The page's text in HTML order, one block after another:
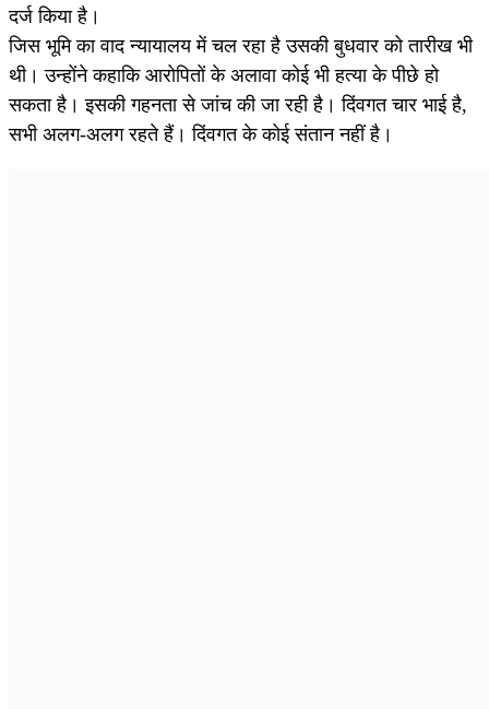
दर्ज किया है।
जिस भूमि का वाद न्यायालय में चल रहा है उसकी बुधवार को तारीख भी
थी। उन्होंने कहाकि आरोपितों के अलावा कोई भी हत्या के पीछे हो
सकता है। इसकी गहनता से जांच की जा रही है। दिंवगत चार भाई है,
सभी अलग-अलग रहते हैं। दिंवगत के कोई संतान नहीं है।